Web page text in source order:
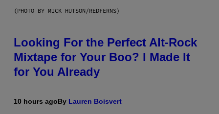
(PHOTO BY MICK HUTSON/REDFERNS)
Looking For the Perfect Alt-Rock
Mixtape for Your Boo? I Made It
for You Already
10 hours agoBy Lauren Boisvert